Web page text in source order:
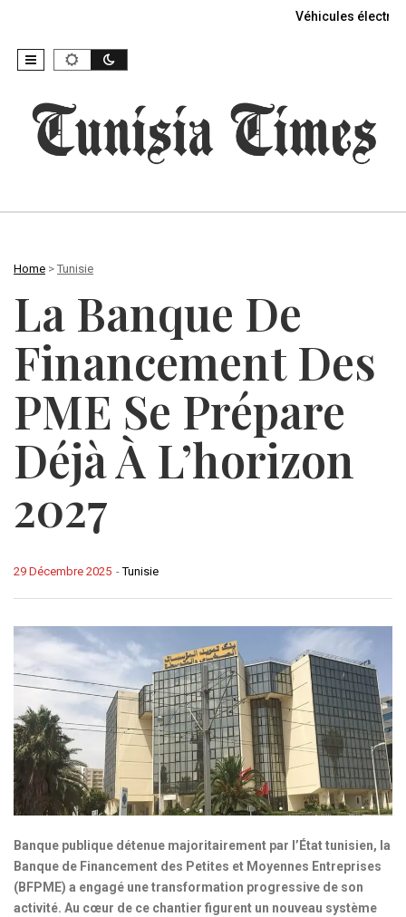
Véhicules
Home > Tunisie
La Banque De
Financement Des
PME Se Prépare
Déjà À L’horizon
2027
-Tunisie
29 Décembre 2025
Banque publique détenue majoritairement par l’État tunisien, la
Banque de Financement des Petites et Moyennes Entreprises
(BFPME) a engagé une transformation progressive de son
activité. Au cœur de ce chantier figurent un nouveau système